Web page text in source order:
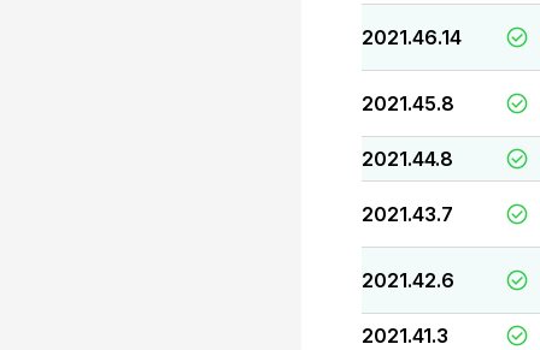
2021.46.14
2021.45.8
2021.44.8
2021.43.7
2021.42.6
2021.41.3